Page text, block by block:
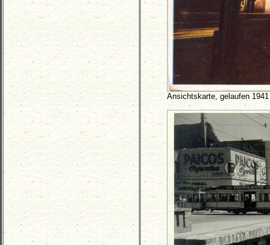
Ansichtskarte, gelaufen 1941